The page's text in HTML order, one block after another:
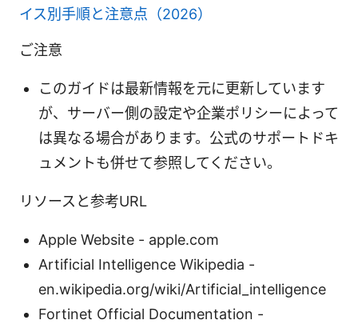
イス別手順と注意点（2026）
ご注意
このガイドは最新情報を元に更新しています
が、サーバー側の設定や企業ポリシーによって
は異なる場合があります。公式のサポートドキ
ュメントも併せて参照してください。
リソースと参考URL
Apple Website - apple.com
Artificial Intelligence Wikipedia -
en.wikipedia.org/wiki/Artificial_intelligence
Fortinet Official Documentation -